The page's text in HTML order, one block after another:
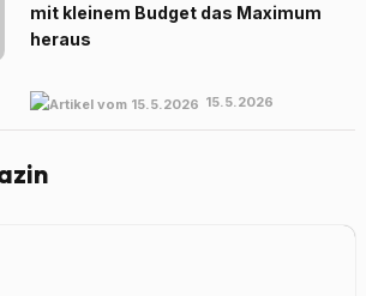
mit kleinem Budget das Maximum
heraus
15.5.2026